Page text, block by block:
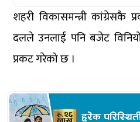
शहरी विकासमन्त्री
दलले उनलाई पनि बजेट
प्रकट गरेको छ ।